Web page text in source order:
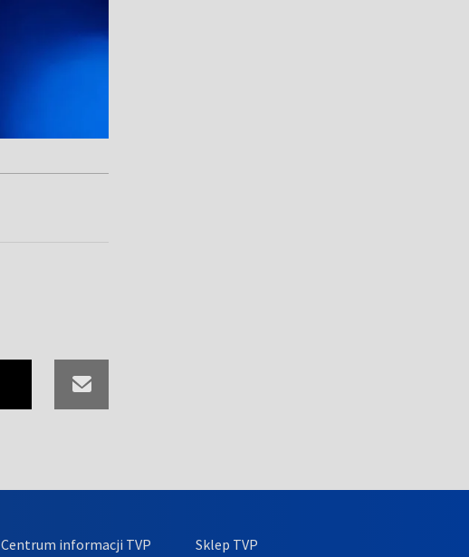
Centrum informacji TVP
Sklep TVP